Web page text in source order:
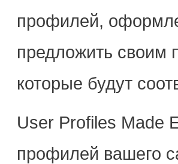
профилей,
предложить своим
которые будут
User Profiles Made
профилей вашего